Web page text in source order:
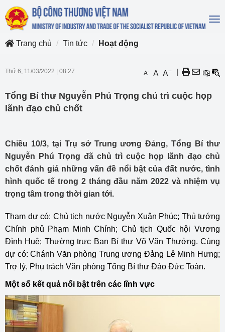
Trang chủ
Tin tức Hoạt động
Thứ 6, 11/03/2022 08:27 A- A A+
Tổng Bí thư Nguyễn Phú Trọng chủ trì cuộc họp
lãnh đạo chủ chốt
Chiều 10/3, tại Trụ sở Trung ương Đảng, Tổng Bí thư
Nguyễn Phú Trọng đã chủ trì cuộc họp lãnh đạo chủ
chốt đánh giá những vấn đề nổi bật của đất nước, tình
hình quốc tế trong 2 tháng đầu năm 2022 và nhiệm vụ
trọng tâm trong thời gian tới.
Tham dự có: Chủ tịch nước Nguyễn Xuân Phúc; Thủ tướng
Chính phủ Phạm Minh Chính; Chủ tịch Quốc hội Vương
Đình Huệ; Thường trực Ban Bí thư Võ Văn Thưởng. Cùng
dự có: Chánh Văn phòng Trung ương Đảng Lê Minh Hưng;
Trợ lý, Phụ trách Văn phòng Tổng Bí thư Đào Đức Toàn.
Một số kết quả nổi bật trên các lĩnh vực